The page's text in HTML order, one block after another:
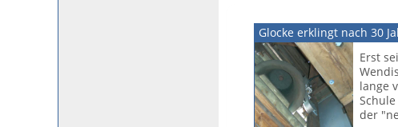
einen
Glocke erklingt nach 30
Erst
lange
der